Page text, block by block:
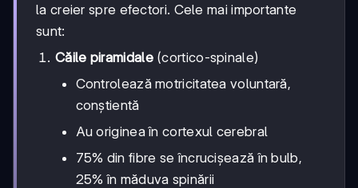
la creier spre efectori. Cele mai importante
sunt:
Căile piramidale(cortico-spinale)
Controlează motricitatea voluntară,
conștientă
Au originea în cortexul cerebral
75% din fibre se încrucișează în bulb,
25% în măduva spinării